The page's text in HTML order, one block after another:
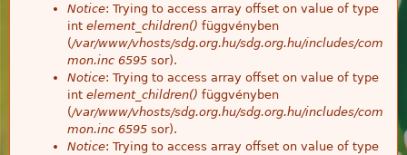
Notice: Trying to access array offset on value of type
int element_children() függvényben
(/var/www/vhosts/sdg.org.hu/sdg.org.hu/includes/com
mon.inc 6595 sor).
Notice: Trying to access array offset on value of type
int element_children() függvényben
(/var/www/vhosts/sdg.org.hu/sdg.org.hu/includes/com
mon.inc 6595 sor).
Notice: Trying to access array offset on value of type